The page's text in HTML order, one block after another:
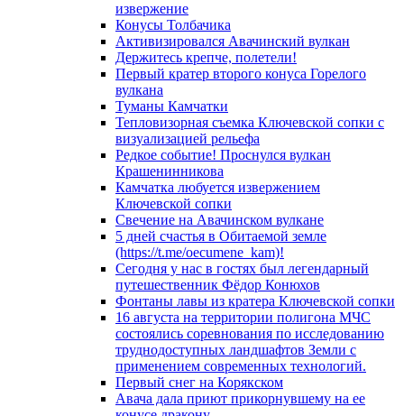
извержение
Конусы Толбачика
Активизировался Авачинский вулкан
Держитесь крепче, полетели!
Первый кратер второго конуса Горелого
вулкана
Туманы Камчатки
Тепловизорная съемка Ключевской сопки с
визуализацией рельефа
Редкое событие! Проснулся вулкан
Крашенинникова
Камчатка любуется извержением
Ключевской сопки
Свечение на Авачинском вулкане
5 дней счастья в Обитаемой земле
(https://t.me/oecumene_kam)!
Сегодня у нас в гостях был легендарный
путешественник Фёдор Конюхов
Фонтаны лавы из кратера Ключевской сопки
16 августа на территории полигона МЧС
состоялись соревнования по исследованию
труднодоступных ландшафтов Земли с
применением современных технологий.
Первый снег на Корякском
Авача дала приют прикорнувшему на ее